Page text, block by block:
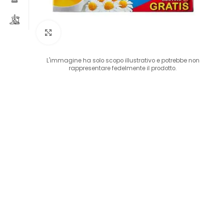
L'immagine ha solo scopo illustrativo e potrebbe non
rappresentare fedelmente il prodotto.